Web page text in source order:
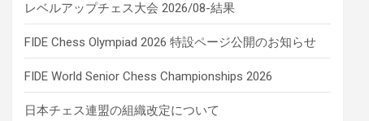
レベルアップチェス大会 2026/08-結果
FIDE Chess Olympiad 2026 特設ページ公開のお知らせ
FIDE World Senior Chess Championships 2026
日本チェス連盟の組織改定について